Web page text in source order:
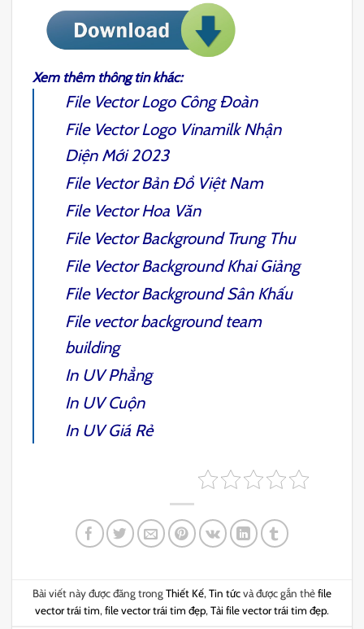
Xem thêm thông tin khác:
File Vector Logo Công Đoàn
File Vector Logo Vinamilk Nhận
Diện Mới2023
File Vector Bản Đồ Việt Nam
File Vector Hoa Văn
File Vector Background Trung Thu
File Vector Background Khai Giảng
File Vector Background Sân Khấu
File vector background team
building
In UV Phẳng
In UV Cuộn
In UVGiá Rẻ
Bài viết này được đăng trongThiết Kế,Tin tứcvà được gắn thẻfile
vector trái tim,file vector trái tim đẹp,Tải file vector trái tim đẹp.